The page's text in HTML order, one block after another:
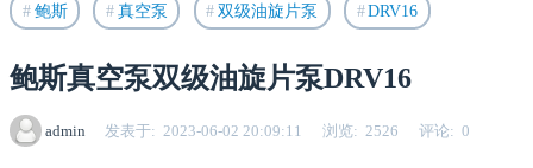
鲍斯 真空泵 双级油旋片泵 DRV16
鲍斯真空泵双级油旋片泵DRV16
admin 发表于 2023-06-02 20:09:11 浏览 2526 评论 0